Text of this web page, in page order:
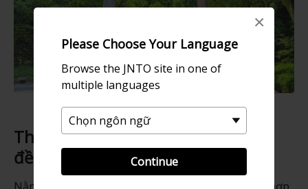
Please Choose Your Language
Browse the JNTO site in one of
multiple languages
Continue
×
Tham gia vào truyền thống của
đền thờ